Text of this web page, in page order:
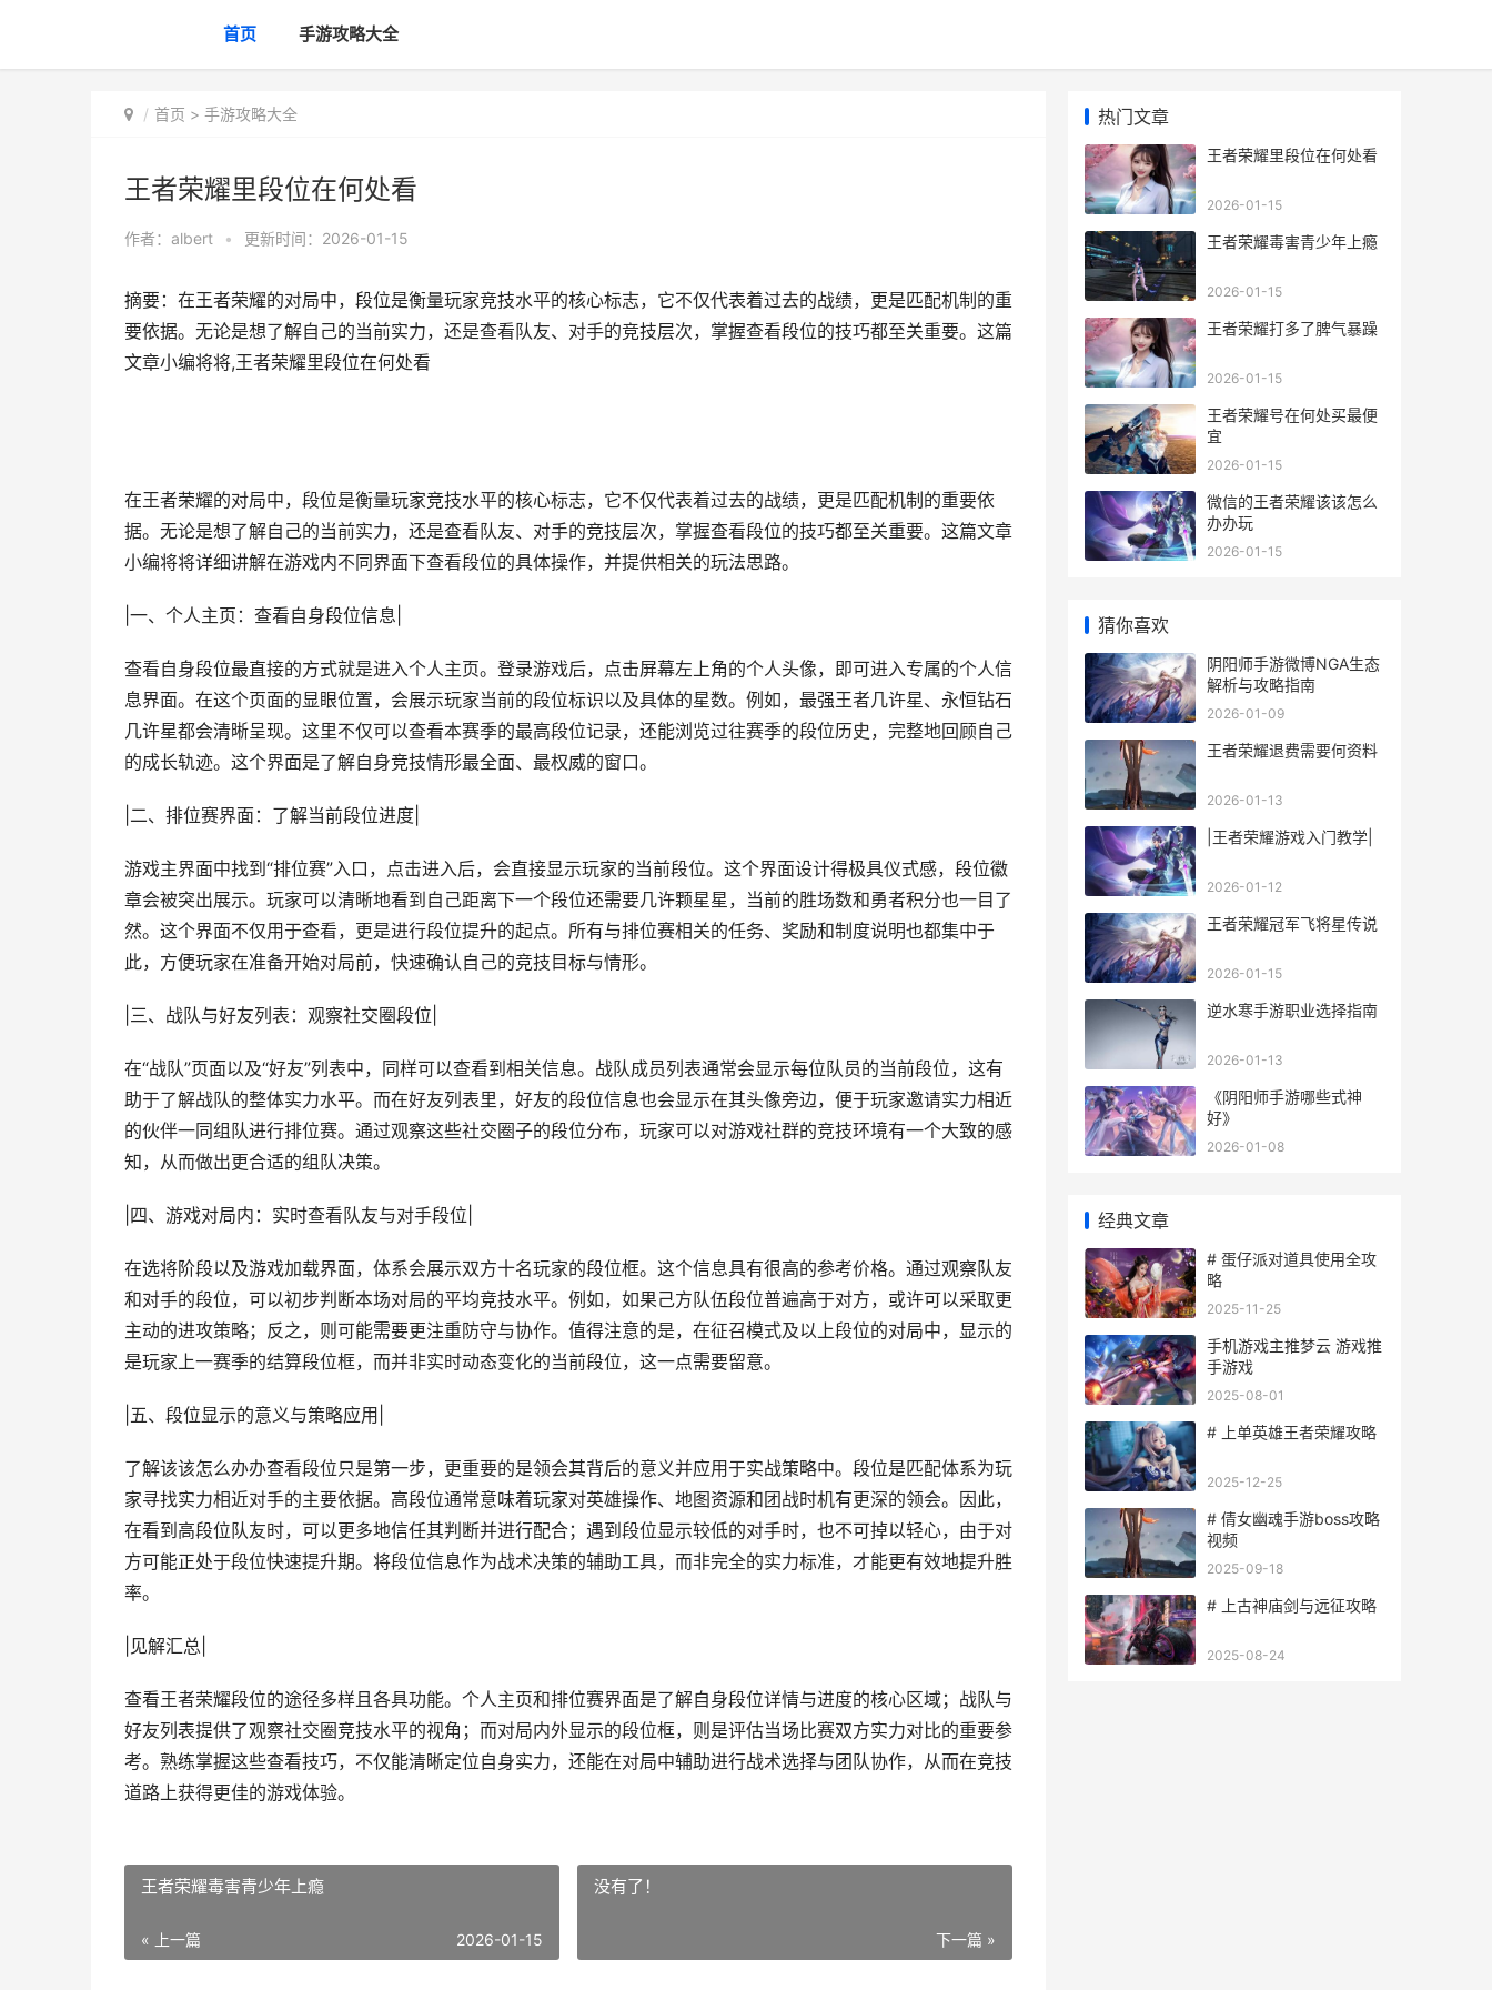
首页 手游攻略大全
首页 > 手游攻略大全
王者荣耀里段位在何处看
作者： albert • 更新时间：2026-01-15
摘要：在王者荣耀的对局中，段位是衡量玩家竞技水平的核心标志，它不仅代表着过去的战绩，更是匹配机制的重
要依据。无论是想了解自己的当前实力，还是查看队友、对手的竞技层次，掌握查看段位的技巧都至关重要。这篇
文章小编将将,王者荣耀里段位在何处看
在王者荣耀的对局中，段位是衡量玩家竞技水平的核心标志，它不仅代表着过去的战绩，更是匹配机制的重要依
据。无论是想了解自己的当前实力，还是查看队友、对手的竞技层次，掌握查看段位的技巧都至关重要。这篇文章
小编将将详细讲解在游戏内不同界面下查看段位的具体操作，并提供相关的玩法思路。
|一、个人主页：查看自身段位信息|
查看自身段位最直接的方式就是进入个人主页。登录游戏后，点击屏幕左上角的个人头像，即可进入专属的个人信
息界面。在这个页面的显眼位置，会展示玩家当前的段位标识以及具体的星数。例如，最强王者几许星、永恒钻石
几许星都会清晰呈现。这里不仅可以查看本赛季的最高段位记录，还能浏览过往赛季的段位历史，完整地回顾自己
的成长轨迹。这个界面是了解自身竞技情形最全面、最权威的窗口。
|二、排位赛界面：了解当前段位进度|
游戏主界面中找到“排位赛”入口，点击进入后，会直接显示玩家的当前段位。这个界面设计得极具仪式感，段位徽
章会被突出展示。玩家可以清晰地看到自己距离下一个段位还需要几许颗星星，当前的胜场数和勇者积分也一目了
然。这个界面不仅用于查看，更是进行段位提升的起点。所有与排位赛相关的任务、奖励和制度说明也都集中于
此，方便玩家在准备开始对局前，快速确认自己的竞技目标与情形。
|三、战队与好友列表：观察社交圈段位|
在“战队”页面以及“好友”列表中，同样可以查看到相关信息。战队成员列表通常会显示每位队员的当前段位，这有
助于了解战队的整体实力水平。而在好友列表里，好友的段位信息也会显示在其头像旁边，便于玩家邀请实力相近
的伙伴一同组队进行排位赛。通过观察这些社交圈子的段位分布，玩家可以对游戏社群的竞技环境有一个大致的感
知，从而做出更合适的组队决策。
|四、游戏对局内：实时查看队友与对手段位|
在选将阶段以及游戏加载界面，体系会展示双方十名玩家的段位框。这个信息具有很高的参考价格。通过观察队友
和对手的段位，可以初步判断本场对局的平均竞技水平。例如，如果己方队伍段位普遍高于对方，或许可以采取更
主动的进攻策略；反之，则可能需要更注重防守与协作。值得注意的是，在征召模式及以上段位的对局中，显示的
是玩家上一赛季的结算段位框，而并非实时动态变化的当前段位，这一点需要留意。
|五、段位显示的意义与策略应用|
了解该该怎么办办查看段位只是第一步，更重要的是领会其背后的意义并应用于实战策略中。段位是匹配体系为玩
家寻找实力相近对手的主要依据。高段位通常意味着玩家对英雄操作、地图资源和团战时机有更深的领会。因此，
在看到高段位队友时，可以更多地信任其判断并进行配合；遇到段位显示较低的对手时，也不可掉以轻心，由于对
方可能正处于段位快速提升期。将段位信息作为战术决策的辅助工具，而非完全的实力标准，才能更有效地提升胜
率。
|见解汇总|
查看王者荣耀段位的途径多样且各具功能。个人主页和排位赛界面是了解自身段位详情与进度的核心区域；战队与
好友列表提供了观察社交圈竞技水平的视角；而对局内外显示的段位框，则是评估当场比赛双方实力对比的重要参
考。熟练掌握这些查看技巧，不仅能清晰定位自身实力，还能在对局中辅助进行战术选择与团队协作，从而在竞技
道路上获得更佳的游戏体验。
王者荣耀毒害青少年上瘾
« 上一篇 2026-01-15
没有了！
下一篇 »
热门文章
王者荣耀里段位在何处看
2026-01-15
王者荣耀毒害青少年上瘾
2026-01-15
王者荣耀打多了脾气暴躁
2026-01-15
王者荣耀号在何处买最便
宜
2026-01-15
微信的王者荣耀该该怎么
办办玩
2026-01-15
猜你喜欢
阴阳师手游微博NGA生态
解析与攻略指南
2026-01-09
王者荣耀退费需要何资料
2026-01-13
|王者荣耀游戏入门教学|
2026-01-12
王者荣耀冠军飞将星传说
2026-01-15
逆水寒手游职业选择指南
2026-01-13
《阴阳师手游哪些式神
好》
2026-01-08
经典文章
# 蛋仔派对道具使用全攻
略
2025-11-25
手机游戏主推梦云 游戏推
手游戏
2025-08-01
# 上单英雄王者荣耀攻略
2025-12-25
# 倩女幽魂手游boss攻略
视频
2025-09-18
# 上古神庙剑与远征攻略
2025-08-24